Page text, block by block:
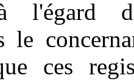
l'égard
le
ces